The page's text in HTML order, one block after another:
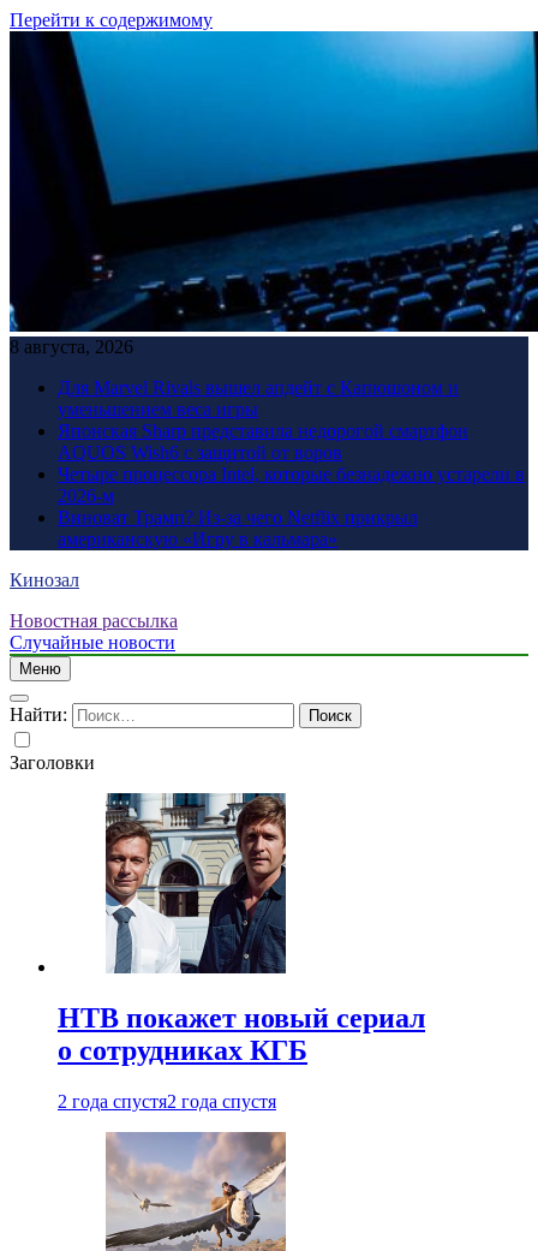
Перейти к содержимому
8 августа, 2026
Для Marvel Rivals вышел апдейт с Капюшоном и
уменьшением веса игры
Японская Sharp представила недорогой смартфон
AQUOS Wish6 с защитой от воров
Четыре процессора Intel, которые безнадежно устарели в
2026-м
Виноват Трамп? Из-за чего Netflix прикрыл
американскую «Игру в кальмара»
Кинозал
Новостная рассылка
Случайные новости
Меню
Найти:
Заголовки
НТВ покажет новый сериал
о сотрудниках КГБ
2 года спустя2 года спустя